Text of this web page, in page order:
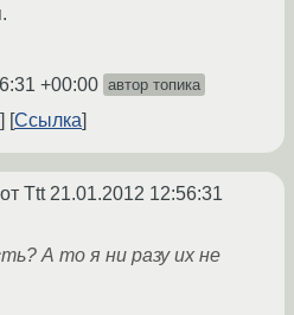
+00:00 автор топика
Ссылка
от Ttt21.01.2012 12:56:31
А то я ни разу их не